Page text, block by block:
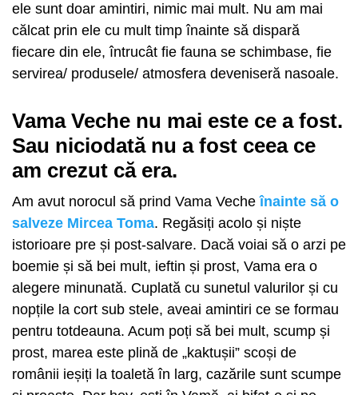
ele sunt doar amintiri, nimic mai mult. Nu am mai
călcat prin ele cu mult timp înainte să dispară
fiecare din ele, întrucât fie fauna se schimbase, fie
servirea/ produsele/ atmosfera deveniseră nasoale.
Vama Veche nu mai este ce a fost.
Sau niciodată nu a fost ceea ce
am crezut că era.
Am avut norocul să prind Vama Vecheînainte să o
salveze Mircea Toma. Regăsiți acolo și niște
istorioare pre și post-salvare. Dacă voiai să o arzi pe
boemie și să bei mult, ieftin și prost, Vama era o
alegere minunată. Cuplată cu sunetul valurilor și cu
nopțile la cort sub stele, aveai amintiri ce se formau
pentru totdeauna. Acum poți să bei mult, scump și
prost, marea este plină de „kaktușii” scoși de
românii ieșiți la toaletă în larg, cazările sunt scumpe